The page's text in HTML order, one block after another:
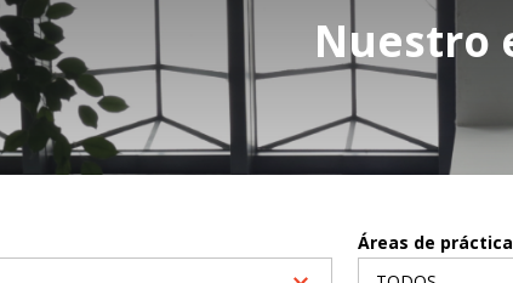
Nuestro
Áreas de práctica